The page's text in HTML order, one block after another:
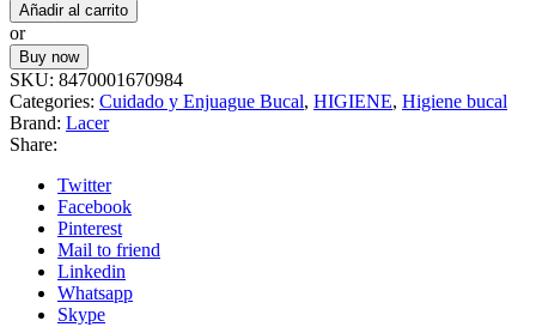
Añadir al carrito
or
Buy now
SKU: 8470001670984
Categories: Cuidado y Enjuague Bucal, HIGIENE, Higiene bucal
Brand: Lacer
Share:
Twitter
Facebook
Pinterest
Mail to friend
Linkedin
Whatsapp
Skype